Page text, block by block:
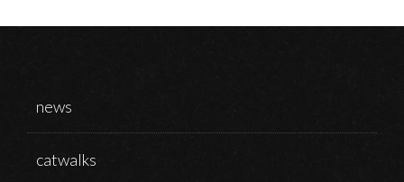
news
catwalks